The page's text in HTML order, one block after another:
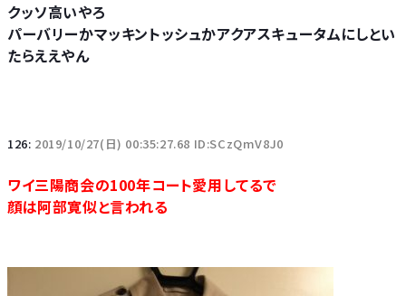
クッソ高いやろ
パーバリーかマッキントッシュかアクアスキュータムにしとい
たらええやん
126: 2019/10/27(日) 00:35:27.68 ID:SCzQmV8J0
ワイ三陽商会の100年コート愛用してるで
顔は阿部寛似と言われる